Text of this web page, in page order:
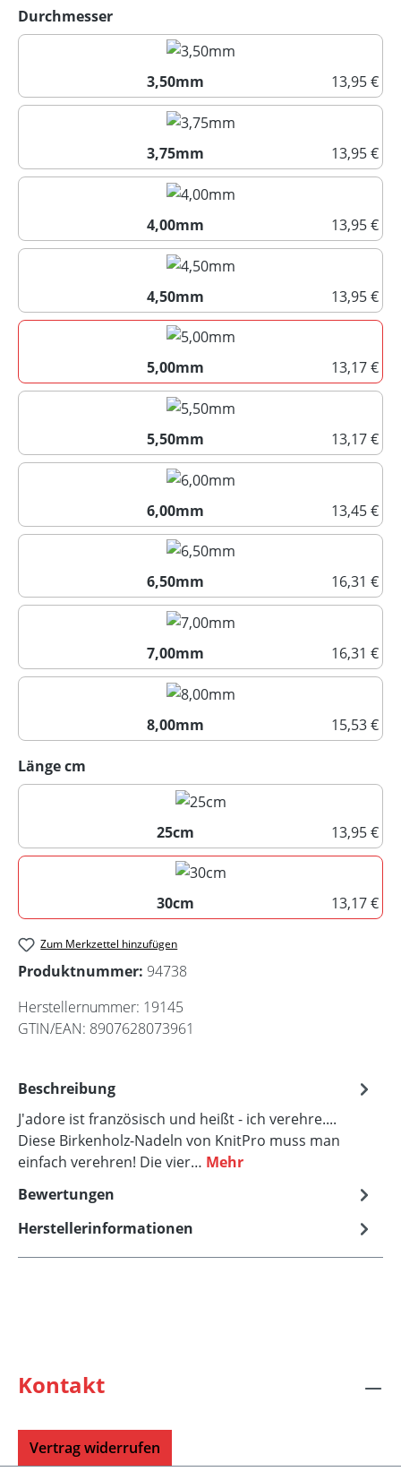
Durchmesserauswählen
3,50mm
13,95 €
3,50mm
3,75mm
13,95 €
3,75mm
4,00mm
13,95 €
4,00mm
4,50mm
13,95 €
4,50mm
5,00mm
13,17 €
5,00mm
5,50mm
13,17 €
5,50mm
6,00mm
13,45 €
6,00mm
6,50mm
16,31 €
6,50mm
7,00mm
16,31 €
7,00mm
8,00mm
15,53 €
Länge cm
25cm
13,95 €
25cm
30cm
13,17 €
Zum Merkzettel hinzufügen
Produktnummer: 94738
Herstellernummer: 19145
GTIN/EAN: 8907628073961
Beschreibung
J'adore ist französisch und heißt - ich verehre....
Diese Birkenholz-Nadeln von KnitPro muss man
einfach verehren! Die vier… Mehr
Bewertungen
Herstellerinformationen
Kontakt
Vertrag widerrufen